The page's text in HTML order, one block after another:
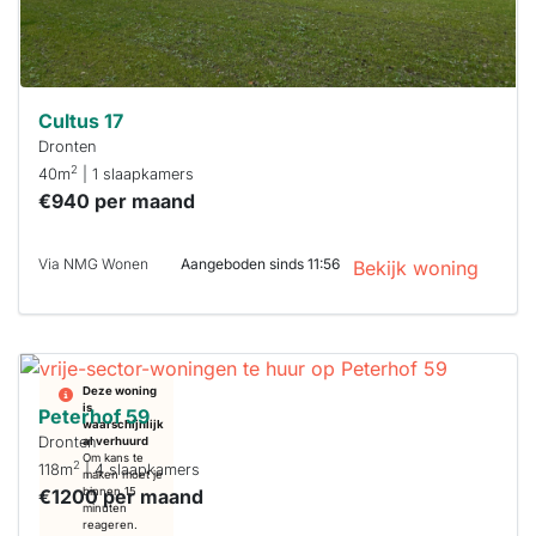
Cultus 17
Dronten
40m2 | 1 slaapkamers
€940 per maand
Via NMG Wonen Aangeboden sinds 11:56 Bekijk woning
Deze woning
is
waarschijnlijk
al verhuurd
Om kans te
maken moet je
binnen 15
minuten
reageren.
Peterhof 59
Dronten
118m2 | 4 slaapkamers
€1200 per maand